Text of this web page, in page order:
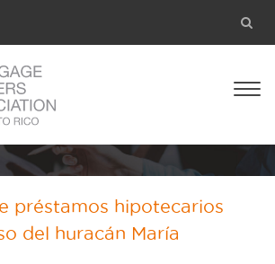
préstamos hipotecarios
del huracán María